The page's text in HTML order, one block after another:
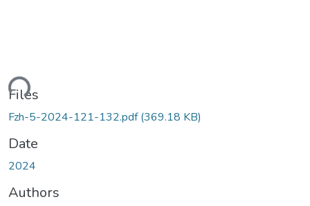
Files
Fzh-5-2024-121-132.pdf(369.18 KB)
Date
2024
Authors